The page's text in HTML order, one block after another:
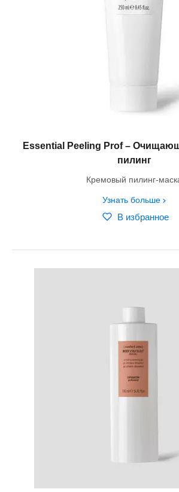
Essential Peeling Prof –
пилинг
Кремовый пилинг-
Узнать больше
В избранное